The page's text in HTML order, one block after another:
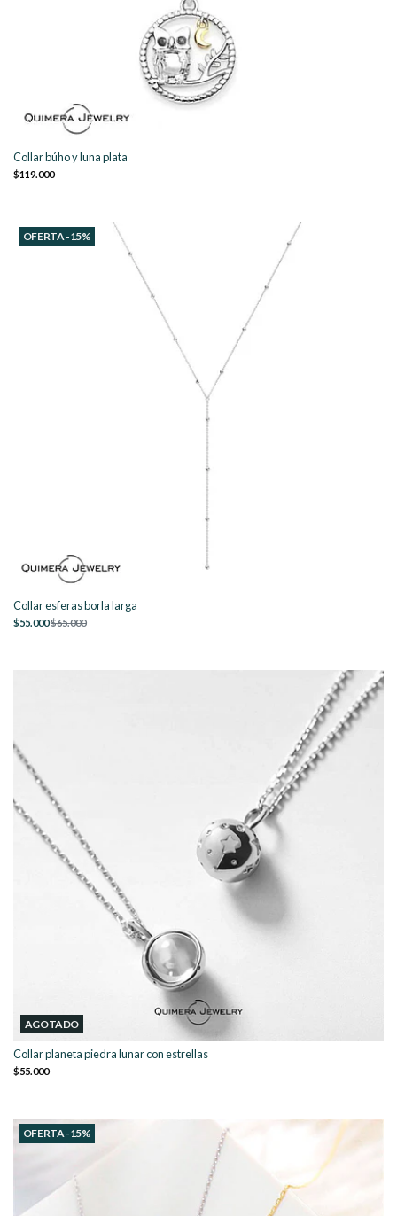
Collar búho y luna plata
$119.000
OFERTA -15%
Collar esferas borla larga
$55.000$65.000
AGOTADO
Collar planeta piedra lunar con estrellas
$55.000
OFERTA -15%